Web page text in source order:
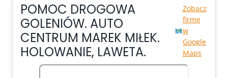
POMOC DROGOWA
GOLENIÓW. AUTO
CENTRUM MAREK MIŁEK.
HOLOWANIE, LAWETA.
Zobacz
firmę
w
Google
Maps